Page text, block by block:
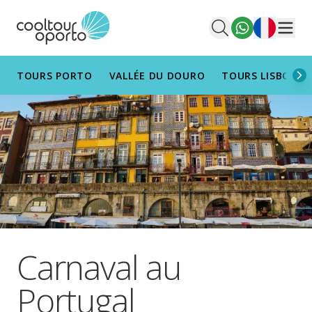
Français
TOURS PORTO VALLÉE DU DOURO TOURS
Carnaval au
Portugal